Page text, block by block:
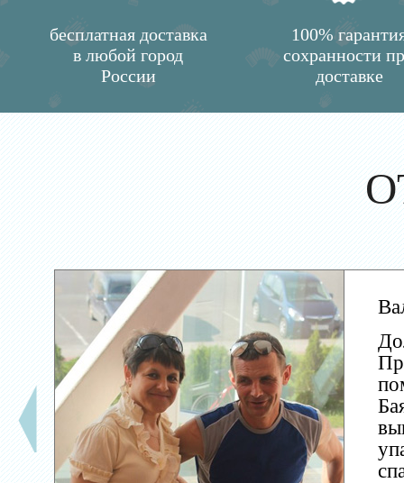
бесплатная доставка
в любой город
России
100%
сохранности
доставке